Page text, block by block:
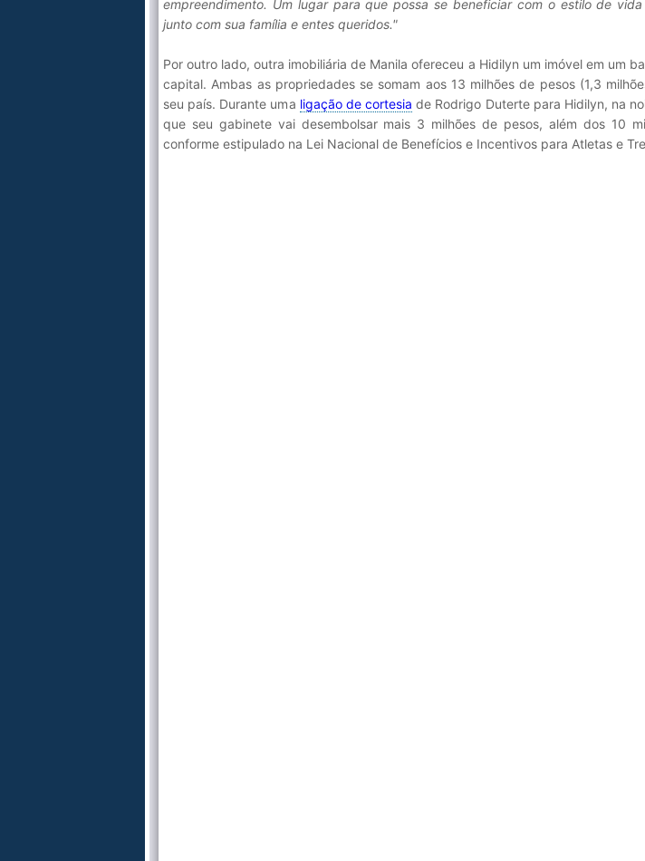
empreendimento. Um lugar para que possa se beneficiar com o estilo de
junto com sua família e entes queridos."
Por outro lado, outra imobiliária de Manila ofereceu a Hidilyn um imóvel em um
capital. Ambas as propriedades se somam aos 13 milhões de pesos (1,3
seu país. Durante uma ligação de cortesia de Rodrigo Duterte para Hidilyn, na
que seu gabinete vai desembolsar mais 3 milhões de pesos, além dos 10
conforme estipulado na Lei Nacional de Benefícios e Incentivos para Atletas e